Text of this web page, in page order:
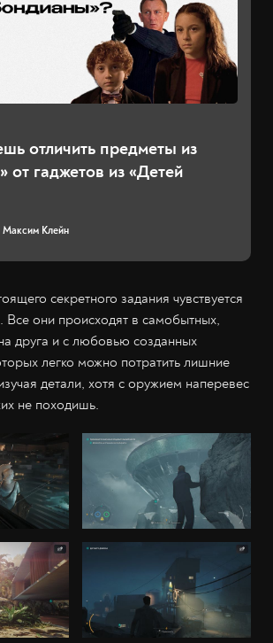
отличить предметы из
от гаджетов из «Детей
Максим Клейн
секретного задания чувствуется
Все они происходят в самобытных,
друга и с любовью созданных
легко можно потратить лишние
детали, хотя с оружием наперевес
не походишь.